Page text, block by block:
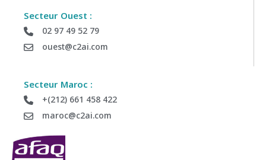
Secteur Ouest :
02 97 49 52 79
ouest@c2ai.com
Secteur Maroc :
+(212) 661 458 422
maroc@c2ai.com
recontacter par notre équipe commerciale
Tel :